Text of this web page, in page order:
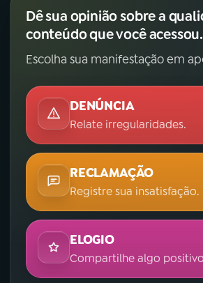
Dê sua opinião sobre a
conteúdo que você acessou.
Escolha sua manifestação em
DENÚNCIA
Relate irregularidades.
RECLAMAÇÃO
Registre sua insatisfação.
ELOGIO
Compartilhe algo